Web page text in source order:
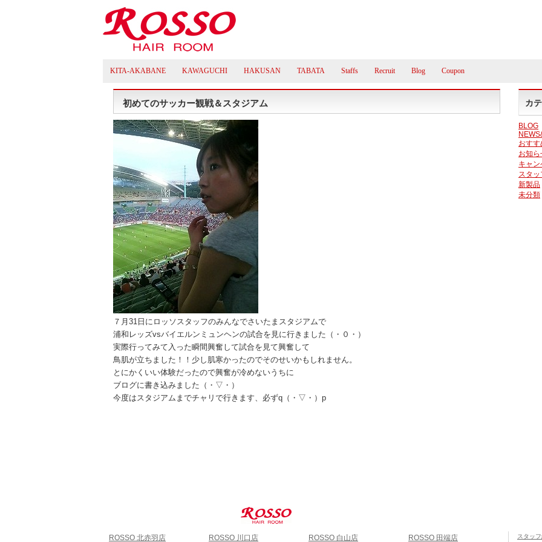
KITA-AKABANE KAWAGUCHI HAKUSAN TABATA Staffs Recruit Blog Coupon
初めてのサッカー観戦＆スタジアム
７月31日にロッソスタッフのみんなでさいたまスタジアムで
浦和レッズvsバイエルンミュンヘンの試合を見に行きました（・０・）
実際行ってみて入った瞬間興奮して試合を見て興奮して
鳥肌が立ちました！！少し肌寒かったのでそのせいかもしれません。
とにかくいい体験だったので興奮が冷めないうちに
ブログに書き込みました（・▽・）
今度はスタジアムまでチャリで行きます、必ずq（・▽・）p
カ
BLOG
おすす
お知ら
キャ
スタ
新製品
未分類
ROSSO 北赤羽店 ROSSO 川口店 ROSSO 白山店 ROSSO 田端店 スタッ